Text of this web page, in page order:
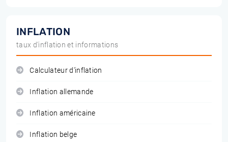
INFLATION
taux d'inflation et informations
Calculateur d'inflation
Inflation allemande
Inflation américaine
Inflation belge